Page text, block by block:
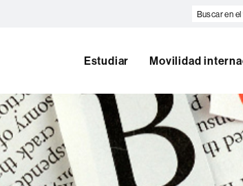
Buscar
web
Estudiar Movilidad